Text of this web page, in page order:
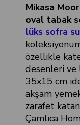
Mikasa
oval tabak
lüks sofra
özellikle
desenleri ve
35x15 cm
akşam
zarafet
Çamlıca